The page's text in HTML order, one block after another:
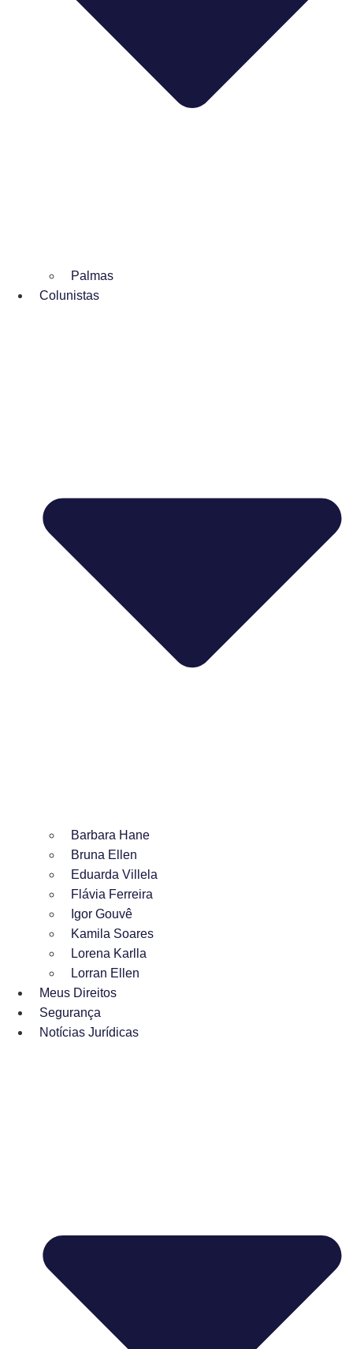
Palmas
Colunistas
Barbara Hane
Bruna Ellen
Eduarda Villela
Flávia Ferreira
Igor Gouvê
Kamila Soares
Lorena Karlla
Lorran Ellen
Meus Direitos
Segurança
Notícias Jurídicas